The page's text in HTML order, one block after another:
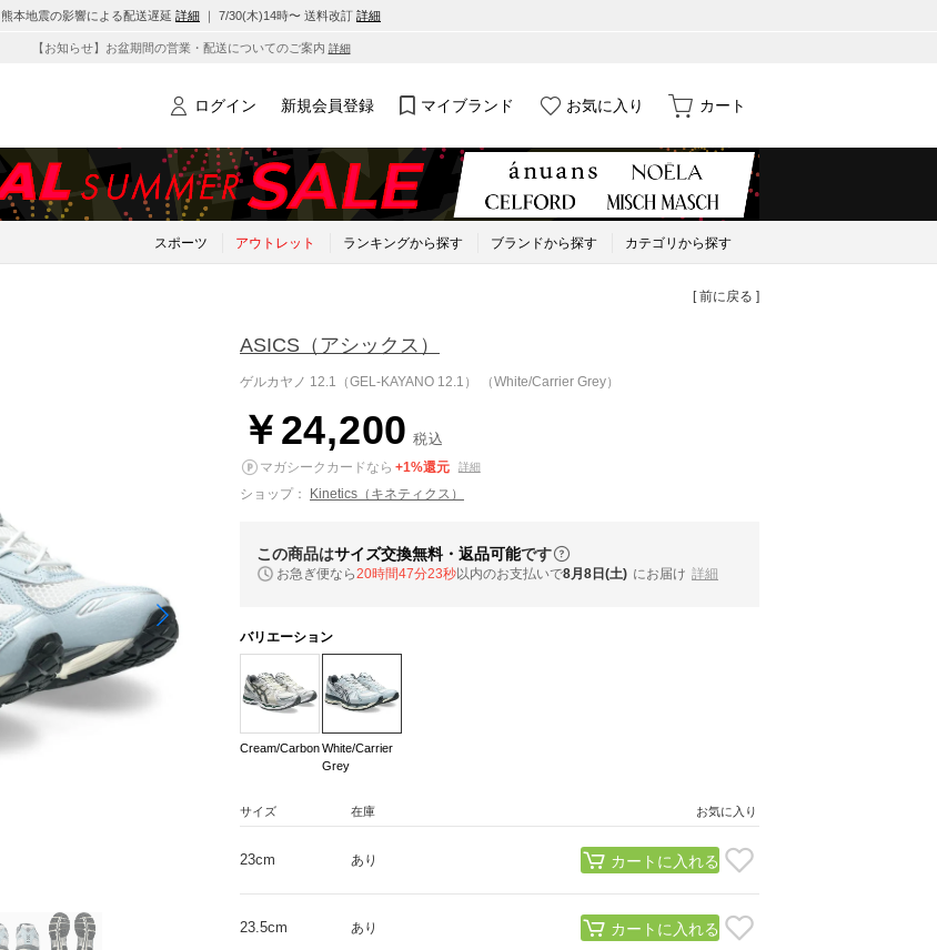
熊本地震の影響による配送遅延 詳細 ｜ 7/30(木)14時〜 送料改訂 詳細
【お知らせ】お盆期間の営業・配送についてのご案内 詳細
ログイン 新規会員登録 マイブランド お気に入り カート
スポーツ アウトレット ランキングから探す ブランドから探す カテゴリから探す
[ 前に戻る ]
ASICS （アシックス）
ゲルカヤノ 12.1（GEL-KAYANO 12.1） （White/Carrier Grey）
￥24,200 税込
マガシークカードなら +1%還元 詳細
ショップ： Kinetics（キネティクス）
この商品はサイズ交換無料・返品可能です
お急ぎ便なら20時間47分22秒以内のお支払いで8月8日(土) にお届け 詳細
バリエーション
Cream/CarbonWhite/Carrier
Grey
サイズ 在庫 お気に入り
23cm あり カートに入れる
23.5cm あり カートに入れる